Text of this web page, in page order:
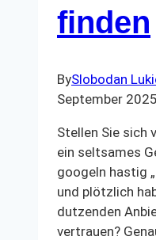
finden
BySlobodan
September 2025
Stellen Sie sich
ein seltsames
googeln hastig
und plötzlich
dutzenden
vertrauen?